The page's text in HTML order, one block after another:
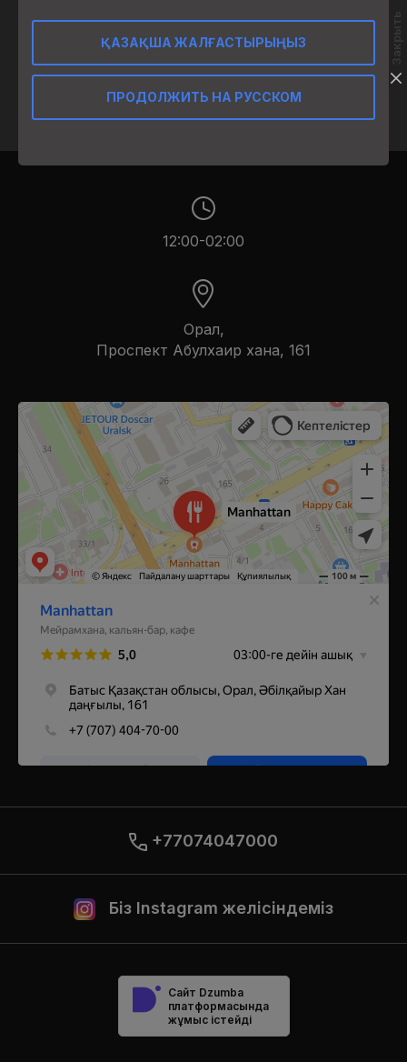
ӨНІМ СИПАТТАМАСЫ
12:00-02:00
Орал,
​Проспект Абулхаир хана, 161
Manhattan
Ресторан в Уральске
Кальян-бар в Уральске
+77074047000
Біз Instagram желісіндеміз
Сайт Dzumba
платформасында
жұмыс істейді
ҚАЗАҚША ЖАЛҒАСТЫРЫҢЫЗ
ПРОДОЛЖИТЬ НА РУССКОМ